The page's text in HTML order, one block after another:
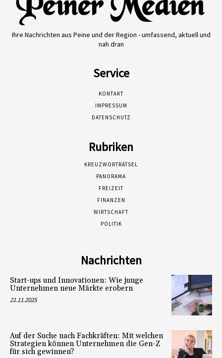
Ihre Nachrichten aus Peine und der Region - umfassend, aktuell und
nah dran
Service
KONTAKT
IMPRESSUM
DATENSCHUTZ
Rubriken
KREUZWORTRÄTSEL
PANORAMA
FREIZEIT
FINANZEN
WIRTSCHAFT
POLITIK
Nachrichten
Start-ups und Innovationen: Wie junge
Unternehmen neue Märkte erobern
21.11.2025
Auf der Suche nach Fachkräften: Mit welchen
Strategien können Unternehmen die Gen-Z
für sich gewinnen?